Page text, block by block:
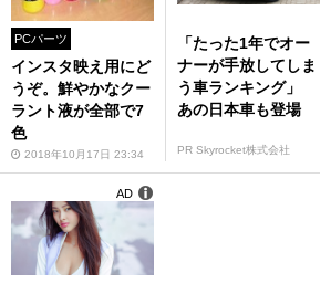
PCパーツ
インスタ映え用にど
うぞ。鮮やかなクー
ラント液が全部で7
色
2018年10月17日 23:34
「たった1年でオー
ナーが手放してしま
う車ランキング」
あの日本車も登場
PR Skyrocket株式会社
AD